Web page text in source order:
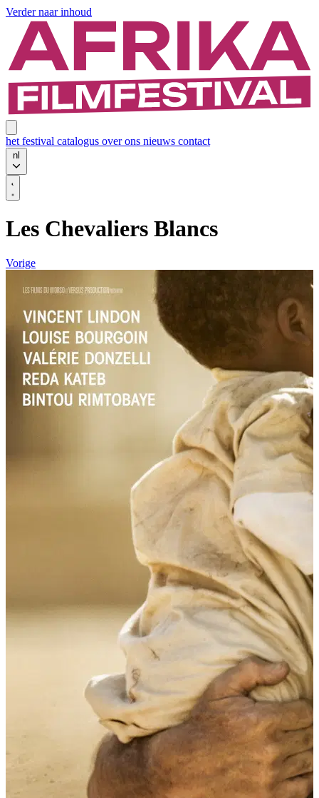
Verder naar inhoud
het festival catalogus over ons nieuws contact
nl
Les Chevaliers Blancs
Vorige